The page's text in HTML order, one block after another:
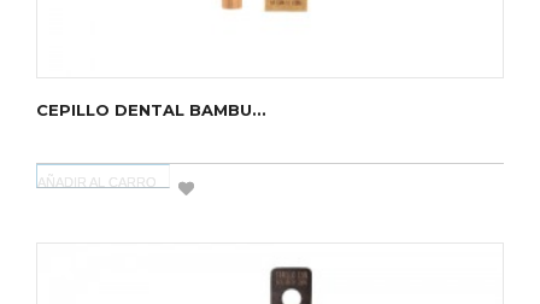
CEPILLO DENTAL BAMBU...
AÑADIR AL CARRO